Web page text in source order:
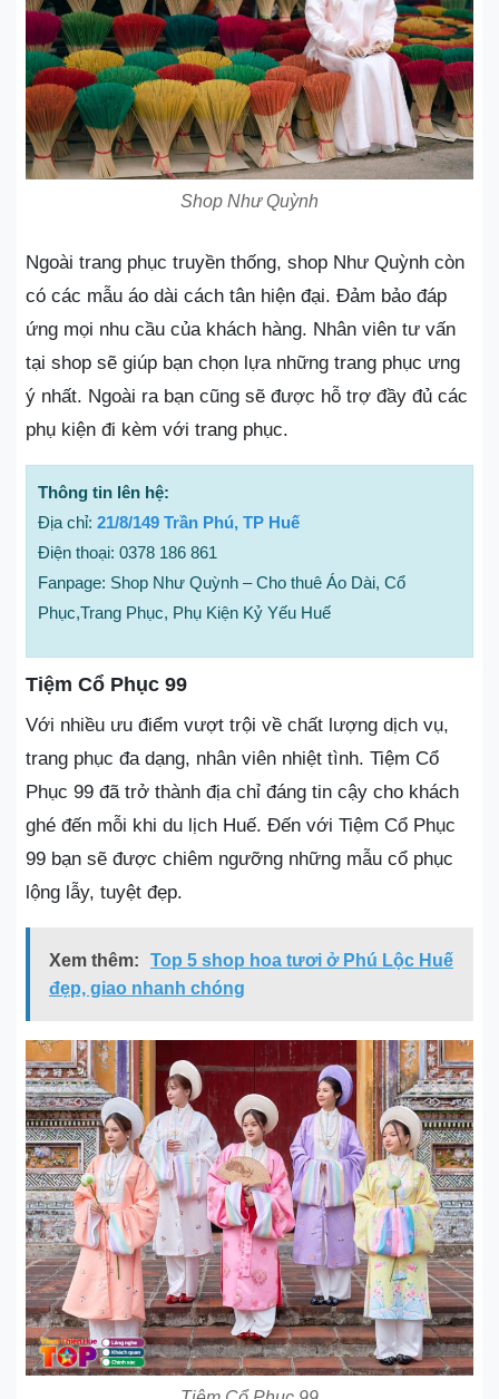
Shop Như Quỳnh
Ngoài trang phục truyền thống, shop Như Quỳnh còn
có các mẫu áo dài cách tân hiện đại. Đảm bảo đáp
ứng mọi nhu cầu của khách hàng. Nhân viên tư vấn
tại shop sẽ giúp bạn chọn lựa những trang phục ưng
ý nhất. Ngoài ra bạn cũng sẽ được hỗ trợ đầy đủ các
phụ kiện đi kèm với trang phục.
Thông tin lên hệ:
Địa chỉ: 21/8/149 Trần Phú, TP Huế
Điện thoại: 0378 186 861
Fanpage: Shop Như Quỳnh – Cho thuê Áo Dài, Cổ
Phục,Trang Phục, Phụ Kiện Kỷ Yếu Huế
Tiệm Cổ Phục 99
Với nhiều ưu điểm vượt trội về chất lượng dịch vụ,
trang phục đa dạng, nhân viên nhiệt tình. Tiệm Cổ
Phục 99 đã trở thành địa chỉ đáng tin cậy cho khách
ghé đến mỗi khi du lịch Huế. Đến với Tiệm Cổ Phục
99 bạn sẽ được chiêm ngưỡng những mẫu cổ phục
lộng lẫy, tuyệt đẹp.
Xem thêm:
Top 5 shop hoa tươi ở Phú Lộc Huế
đẹp, giao nhanh chóng